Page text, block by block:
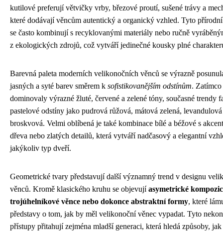
kutilové preferují větvičky vrby, březové proutí, sušené trávy a
které dodávají věncům autentický a organický vzhled. Tyto
se často kombinují s recyklovanými materiály nebo ručně
z ekologických zdrojů, což vytváří jedinečné kousky plné
Barevná paleta moderních velikonočních věnců se výrazně
jasných a syté barev směrem k sofistikovanějším odstínům.
dominovaly výrazné žluté, červené a zelené tóny, současné trendy
pastelové odstíny jako pudrová růžová, mátová zelená,
broskvová. Velmi oblíbená je také kombinace bílé a béžové s
dřeva nebo zlatých detailů, která vytváří nadčasový a elegantní
jakýkoliv typ dveří.
Geometrické tvary představují další významný trend v designu
věnců. Kromě klasického kruhu se objevujíasymetrické
trojúhelníkové věnce nebo dokonce abstraktní formy, které
představy o tom, jak by měl velikonoční věnec vypadat. Tyto
přístupy přitahují zejména mladší generaci, která hledá způsoby,